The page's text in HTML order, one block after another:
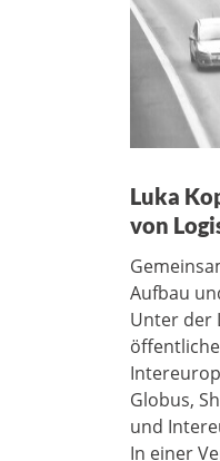
Luka
von
Aufbau
Unter der
Globus,
und
In einer